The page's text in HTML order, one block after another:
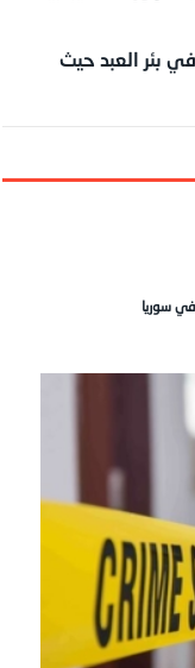
بئر العبد حيث
سوريا